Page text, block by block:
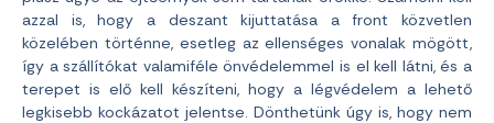
azzal is, hogy a deszant kijuttatása a front közvetlen
közelében történne, esetleg az ellenséges vonalak mögött,
így a szállítókat valamiféle önvédelemmel is el kell látni, és a
terepet is elő kell készíteni, hogy a légvédelem a lehető
legkisebb kockázatot jelentse. Dönthetünk úgy is, hogy nem